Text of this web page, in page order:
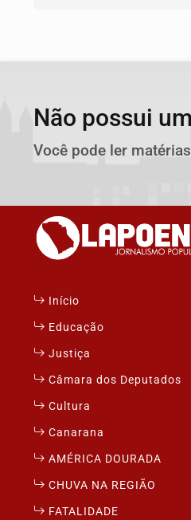
Não possui
Você pode ler
Início
Educação
Justiça
Câmara dos Deputados
Cultura
Canarana
AMÉRICA DOURADA
CHUVA NA REGIÃO
FATALIDADE